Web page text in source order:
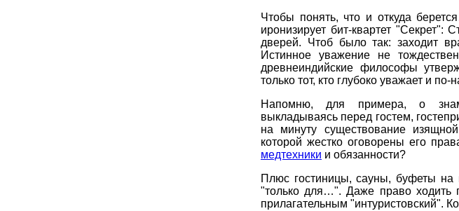
Чтобы понять, что и откуда
иронизирует бит-квартет "Секрет":
дверей. Чтоб было так: заходит
Истинное уважение не
древнеиндийские философы
только тот, кто глубоко уважает и
Напомню, для примера, о
выкладываясь перед гостем,
на минуту существование
которой жестко оговорены его
медтехники и обязанности?
Плюс гостиницы, сауны, буфеты
"только для…". Даже право ходить
прилагательным "интуристовский".